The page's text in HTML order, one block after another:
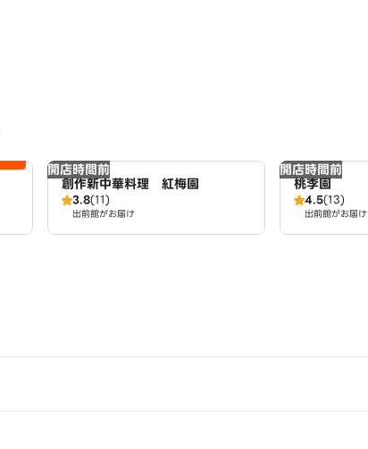
開店時間前
創作新中華料理 紅梅園
3.8(11)
出前館がお届け
開店時間前
桃李園
4.5(13)
出前館がお届け